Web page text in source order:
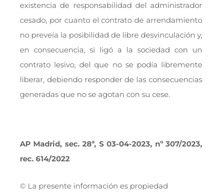
existencia de responsabilidad del administrador
cesado, por cuanto el contrato de arrendamiento
no preveía la posibilidad de libre desvinculación y,
en consecuencia, si ligó a la sociedad con un
contrato lesivo, del que no se podía libremente
liberar, debiendo responder de las consecuencias
generadas que no se agotan con su cese.
AP Madrid, sec. 28ª, S 03-04-2023, nº 307/2023,
rec. 614/2022
© La presente información es propiedad